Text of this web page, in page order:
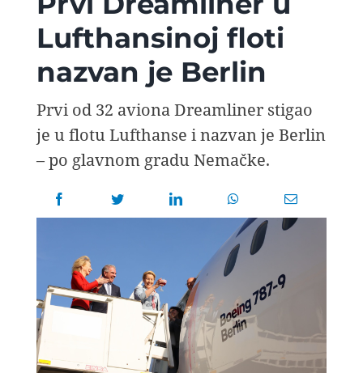
AVIOPEDIA
SPECIJAL
FOTO PRIČA
TEMA
Lufthansinoj floti
nazvan je Berlin
Prvi od 32 aviona Dreamliner stigao
je u flotu Lufthanse i nazvan je Berlin
– po glavnom gradu Nemačke.